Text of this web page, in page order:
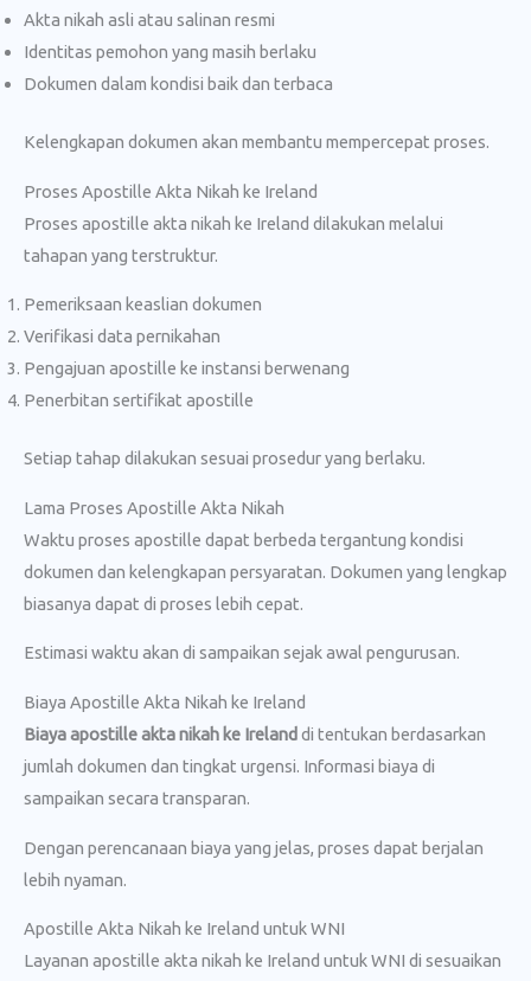
Akta nikah asli atau salinan resmi
Identitas pemohon yang masih berlaku
Dokumen dalam kondisi baik dan terbaca
Kelengkapan dokumen akan membantu mempercepat proses.
Proses Apostille Akta Nikah ke Ireland
Proses apostille akta nikah ke Ireland dilakukan melalui
tahapan yang terstruktur.
Pemeriksaan keaslian dokumen
Verifikasi data pernikahan
Pengajuan apostille ke instansi berwenang
Penerbitan sertifikat apostille
Setiap tahap dilakukan sesuai prosedur yang berlaku.
Lama Proses Apostille Akta Nikah
Waktu proses apostille dapat berbeda tergantung kondisi
dokumen dan kelengkapan persyaratan. Dokumen yang lengkap
biasanya dapat di proses lebih cepat.
Estimasi waktu akan di sampaikan sejak awal pengurusan.
Biaya Apostille Akta Nikah ke Ireland
Biaya apostille akta nikah ke Ireland di tentukan berdasarkan
jumlah dokumen dan tingkat urgensi. Informasi biaya di
sampaikan secara transparan.
Dengan perencanaan biaya yang jelas, proses dapat berjalan
lebih nyaman.
Apostille Akta Nikah ke Ireland untuk WNI
Layanan apostille akta nikah ke Ireland untuk WNI di sesuaikan